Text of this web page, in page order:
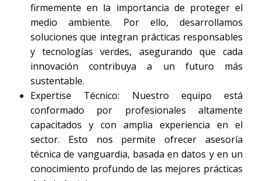
firmemente en la importancia de proteger el
medio ambiente. Por ello, desarrollamos
soluciones que integran prácticas responsables
y tecnologías verdes, asegurando que cada
innovación contribuya a un futuro más
sustentable.
Expertise Técnico: Nuestro equipo está
conformado por profesionales altamente
capacitados y con amplia experiencia en el
sector. Esto nos permite ofrecer asesoría
técnica de vanguardia, basada en datos y en un
conocimiento profundo de las mejores prácticas